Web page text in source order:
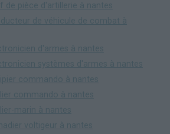
de pièce d'artillerie à nantes
de véhicule de combat à
d'armes à nantes
systèmes d'armes à nantes
commando à nantes
commando à nantes
marin à nantes
voltigeur à nantes